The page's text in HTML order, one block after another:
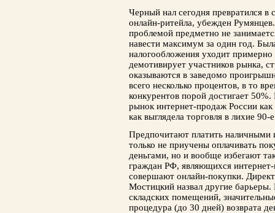
Черный нал сегодня превратился
онлайн-ритейла, убежден
проблемой предметно не
навести максимум за один год.
налогообложения уходит
демотивирует участников рынка,
оказываются в заведомо
всего несколько процентов, в то
конкурентов порой достигает
рынок интернет-продаж России
как выглядела торговля в лихие
Предпочитают платить наличными
только не приучены оплачивать
деньгами, но и вообще избегают
граждан РФ, являющихся
совершают онлайн-покупки.
Мостицкий назвал другие
складских помещений,
процедура (до 30 дней) возврата